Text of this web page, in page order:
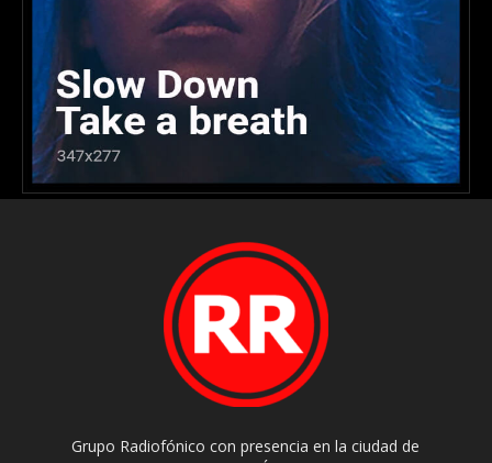
Grupo Radiofónico con presencia en la ciudad de